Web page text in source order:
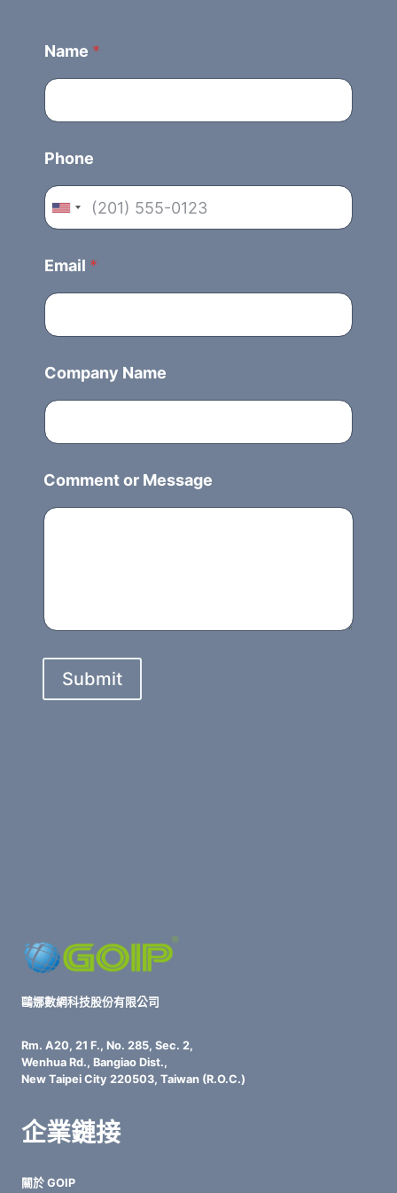
Name *
Phone
U
i
d
t
a
s
Email *
Company Name
Comment or Message
Submit
鷗娜數網科技股份有限公司
Rm. A20, 21 F., No. 285, Sec. 2,
Wenhua Rd., Bangiao Dist.,
New Taipei City 220503, Taiwan (R.O.C.)
企業鏈接
關於 GOIP